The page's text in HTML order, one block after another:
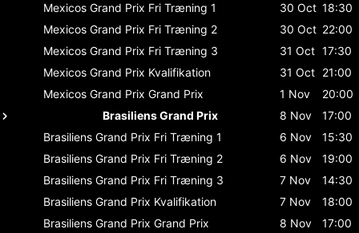
Mexicos Grand Prix Fri Træning 1 30 Oct 18:30
Mexicos Grand Prix Fri Træning 2 30 Oct 22:00
Mexicos Grand Prix Fri Træning 3 31 Oct 17:30
Mexicos Grand Prix Kvalifikation 31 Oct 21:00
Mexicos Grand Prix Grand Prix 1 Nov
20:00
Brasiliens Grand Prix
8 Nov
17:00
Brasiliens Grand Prix Fri Træning 1 6 Nov
15:30
Brasiliens Grand Prix Fri Træning 2 6 Nov
19:00
Brasiliens Grand Prix Fri Træning 3 7 Nov
14:30
Brasiliens Grand Prix Kvalifikation 7 Nov
18:00
Brasiliens Grand Prix Grand Prix 8 Nov
17:00